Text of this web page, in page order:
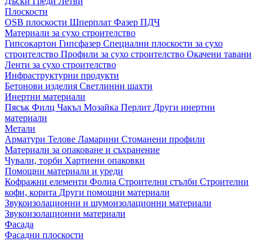
Плоскости
OSB плоскости Шперплат Фазер ПДЧ
Материали за сухо строителство
Гипсокартон Гипсфазер Специални плоскости за сухо
строителство Профили за сухо строителство Окачени тавани
Ленти за сухо строителство
Инфраструктурни продукти
Бетонови изделия Светлинни шахти
Инертни материали
Пясък Филц Чакъл Мозайкa Перлит Други инертни
материали
Метали
Арматури Телове Ламарини Стоманени профили
Материали за опаковане и съхранение
Чували, торби Хартиени опаковки
Помощни материали и уреди
Кофражни елементи Фолиа Строителни стълби Строителни
кофи, корита Други помощни материали
Звукоизолационни и шумоизолационни материали
Звукоизолационни материали
Фасада
Фасадни плоскости